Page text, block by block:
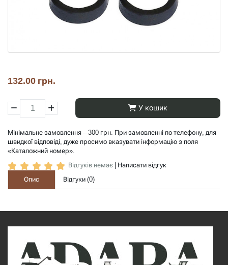
132.00 грн.
У кошик
Мінімальне замовлення – 300 грн. При замовленні по телефону, для
швидкої відповіді, дуже просимо вказувати інформацію з поля
«Каталожний номер».
Відгуків немає
Написати відгук
Опис
Відгуки (0)